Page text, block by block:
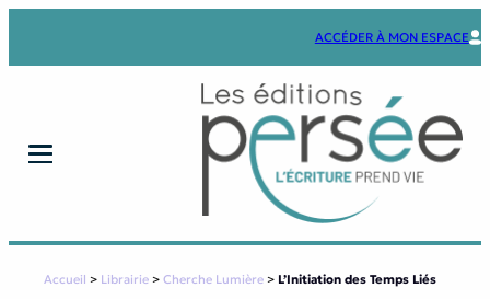
ACCÉDER À MON ESPACE
Accueil > Librairie > Cherche Lumière > L’Initiation des Temps Liés